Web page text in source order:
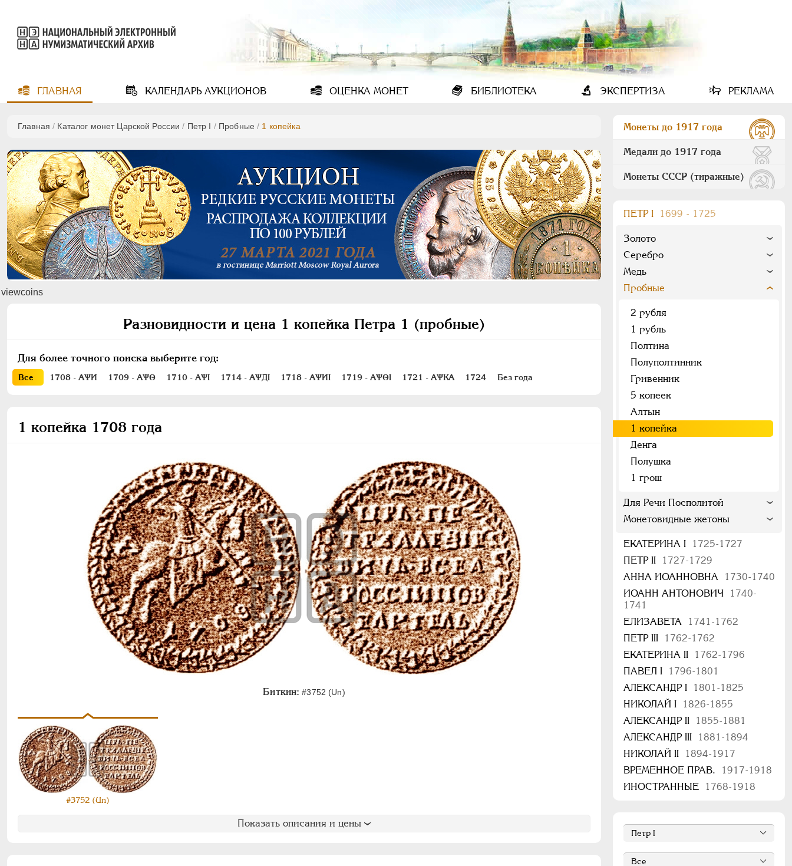
ГЛАВНАЯ КАЛЕНДАРЬАУКЦИОНОВ ОЦЕНКАМОНЕТ БИБЛИОТЕКА ЭКСПЕРТИЗА РЕКЛАМА
Главная / Каталог монет Царской России / Пeтр I / Пробные / 1 копейка
viewcoins
Разновидности и цена 1 копейка Петра 1 (пробные)
Для более точного поиска выберите год:
Все 1708 - АѰИ 1709 - АѰѲ 1710 - АѰI 1714 - АѰДI 1718 - АѰИI 1719 - АѰѲI 1721 - АѰКА 1724 Без года
1 копейка 1708 года
Биткин: #3752 (Un)
#3752 (Un)
Показать описания и цены
Монеты до 1917 года
Медали до 1917 года
Монеты СССР (тиражные)
ПEТР I 1699 - 1725
Золото
Серебро
Медь
Пробные
2 рубля
1 рубль
Полтина
Полуполтинник
Гривенник
5 копеек
Алтын
1 копейка
Денга
Полушка
1 грош
Для Речи Посполитой
Монетовидные жетоны
ЕКАТЕРИНА I
1725-1727
ПЕТР II
1727-1729
АННА ИОАННОВНА
1730-1740
ИОАНН АНТОНОВИЧ
1740-
1741
ЕЛИЗАВЕТА
1741-1762
ПЕТР III
1762-1762
ЕКАТЕРИНА II
1762-1796
ПАВЕЛ I
1796-1801
АЛЕКСАНДР I
1801-1825
НИКОЛАЙ I
1826-1855
АЛЕКСАНДР II
1855-1881
АЛЕКСАНДР III
1881-1894
НИКОЛАЙ II
1894-1917
ВРЕМЕННОЕ ПРАВ.
1917-1918
ИНОСТРАННЫЕ
1768-1918